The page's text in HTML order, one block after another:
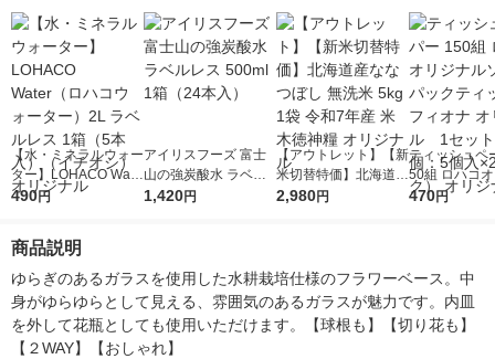
【水・ミネラルウォー
ター】LOHACO Wate
r（ロハコウォータ
シ） オリジナル
490円
アイリスフーズ 富士
山の強炭酸水 ラベル
レス 500ml 1箱（24
1,420円
【アウトレット】【新
米切替特価】北海道産
ななつぼし 無洗米 5k
2,980円
ティッシュペ
50組 ロハコ
ルソフトパッ
オリジナル
470円
商品説明
ゆらぎのあるガラスを使用した水耕栽培仕様のフラワーベース。中
身がゆらゆらとして見える、雰囲気のあるガラスが魅力です。内皿
を外して花瓶としても使用いただけます。【球根も】【切り花も】
【２WAY】【おしゃれ】